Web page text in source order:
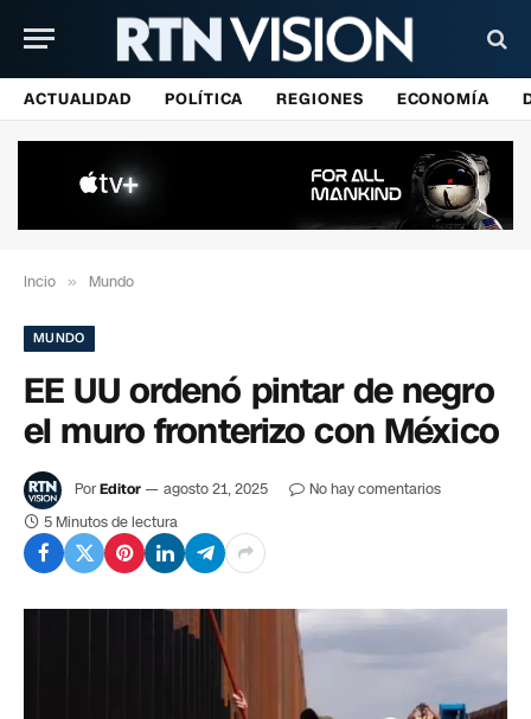
ACTUALIDAD POLÍTICA REGIONES ECONOMÍA
Incio » Mundo
MUNDO
EE UU ordenó pintar de negro
el muro fronterizo con México
PorEditor agosto 21, 2025
No hay comentarios
5 Minutos de lectura